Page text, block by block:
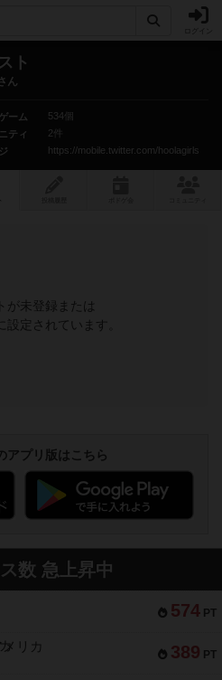
ト
ん
ーム
534個
ティ
2件
https://mobile.twitter.com/hoolagirls
が未登録または
設定されています。
アプリ版はこちら
数 急上昇中
574 PT
389 PT
リカ